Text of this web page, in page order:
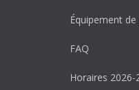
Équipement de
FAQ
Horaires 2026-